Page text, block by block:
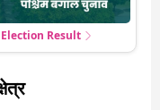
Result